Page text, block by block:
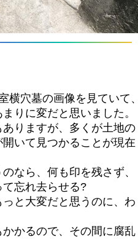
横穴墓の画像を見ていて
りに変だと思いました。
りますが、多くが土地の
いて見つかることが現在
なら、何も印を残さず、
忘れ去らせる?
と大変だと思うのに、わ
かるので、その間に腐乱